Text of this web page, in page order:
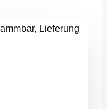
Lieferung